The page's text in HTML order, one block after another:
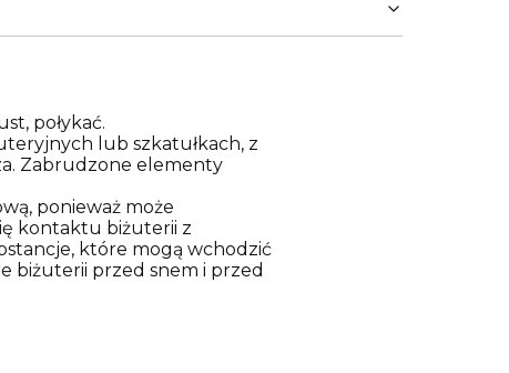
połykać.
lub szkatułkach, z
Zabrudzone elementy
ponieważ może
kontaktu biżuterii z
które mogą wchodzić
biżuterii przed snem i przed